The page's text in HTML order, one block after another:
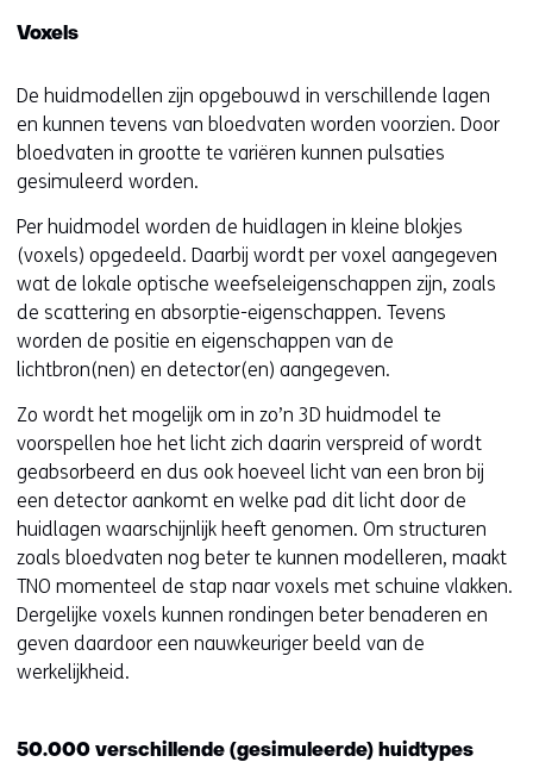
r
e
w
j
z
i
g
e
n
op
website
toegestaan
of
Voxels
De huidmodellen zijn opgebouwd in verschillende lagen
en kunnen tevens van bloedvaten worden voorzien. Door
bloedvaten in grootte te variëren kunnen pulsaties
gesimuleerd worden.
Per huidmodel worden de huidlagen in kleine blokjes
(voxels) opgedeeld. Daarbij wordt per voxel aangegeven
wat de lokale optische weefseleigenschappen zijn, zoals
de scattering en absorptie-eigenschappen. Tevens
worden de positie en eigenschappen van de
lichtbron(nen) en detector(en) aangegeven.
Zo wordt het mogelijk om in zo’n 3D huidmodel te
voorspellen hoe het licht zich daarin verspreid of wordt
geabsorbeerd en dus ook hoeveel licht van een bron bij
een detector aankomt en welke pad dit licht door de
huidlagen waarschijnlijk heeft genomen. Om structuren
zoals bloedvaten nog beter te kunnen modelleren, maakt
TNO momenteel de stap naar voxels met schuine vlakken.
Dergelijke voxels kunnen rondingen beter benaderen en
geven daardoor een nauwkeuriger beeld van de
werkelijkheid.
50.000 verschillende (gesimuleerde) huidtypes